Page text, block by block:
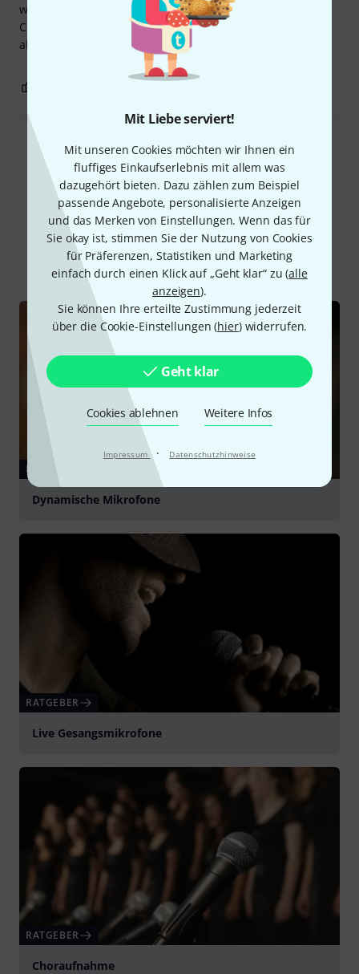
Mit Liebe serviert!
Mit unseren Cookies möchten wir Ihnen ein
fluffiges Einkaufserlebnis mit allem was
dazugehört bieten. Dazu zählen zum Beispiel
passende Angebote, personalisierte Anzeigen
und das Merken von Einstellungen. Wenn das für
Sie okay ist, stimmen Sie der Nutzung von Cookies
für Präferenzen, Statistiken und Marketing
einfach durch einen Klick auf „Geht klar“ zu (alle
anzeigen).
Sie können Ihre erteilte Zustimmung jederzeit
über die Cookie-Einstellungen (hier) widerrufen.
Geht klar
Cookies ablehnen Weitere Infos
Impressum · Datenschutzhinweise
wirken. Die Phantomspeisung liefert spürbar zusätzlichen
Clean-Gain, den ich zwar noch nicht live testen konnte, der
aber vielversprechend klingt. Insgesamt bin ich begeistert!
Alle Bewertungen lesen
Schon gewusst?
Alle Ratgeber
RATGEBER
Dynamische Mikrofone
RATGEBER
Live Gesangsmikrofone
RATGEBER
Choraufnahme